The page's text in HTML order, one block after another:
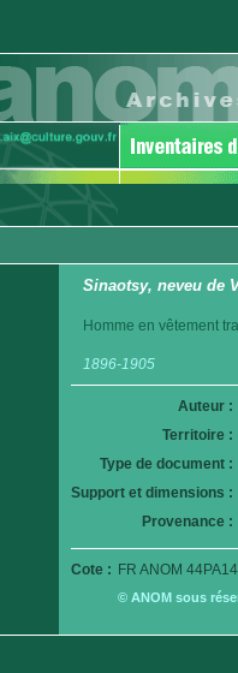
Sinaotsy, neveu de
Homme en vêtement
1896-1905
Auteur :
Territoire :
Type de document :
Support et dimensions :
Provenance :
Cote : FR ANOM
© ANOM sous